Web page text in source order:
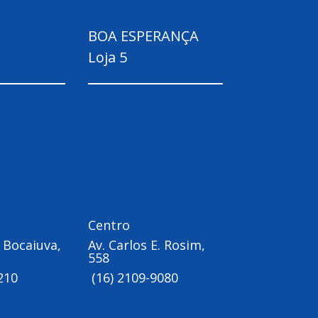
BOA ESPERANÇA
Loja 5
Centro
Av. Carlos E. Rosim,
558
(16) 2109-9080